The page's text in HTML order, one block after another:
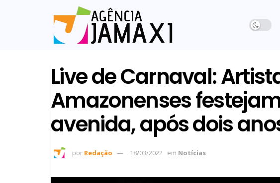
Live de Carnaval:
Amazonenses
avenida, após dois
por Redação 18/03/2022 em Notícias